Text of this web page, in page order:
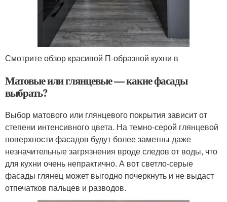
Смотрите обзор красивой П-образной кухни в
Матовые или глянцевые — какие фасады
выбрать?
Выбор матового или глянцевого покрытия зависит от
степени интенсивного цвета. На темно-серой глянцевой
поверхности фасадов будут более заметны даже
незначительные загрязнения вроде следов от воды, что
для кухни очень непрактично. А вот светло-серые
фасады глянец может выгодно почеркнуть и не выдаст
отпечатков пальцев и разводов.